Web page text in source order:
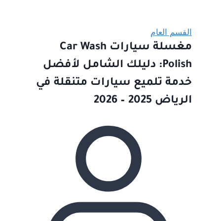
القسم العام
مغسلة سيارات Car Wash
Polish: دليلك الشامل لأفضل
خدمة تلميع سيارات متنقلة في
الرياض 2025 – 2026